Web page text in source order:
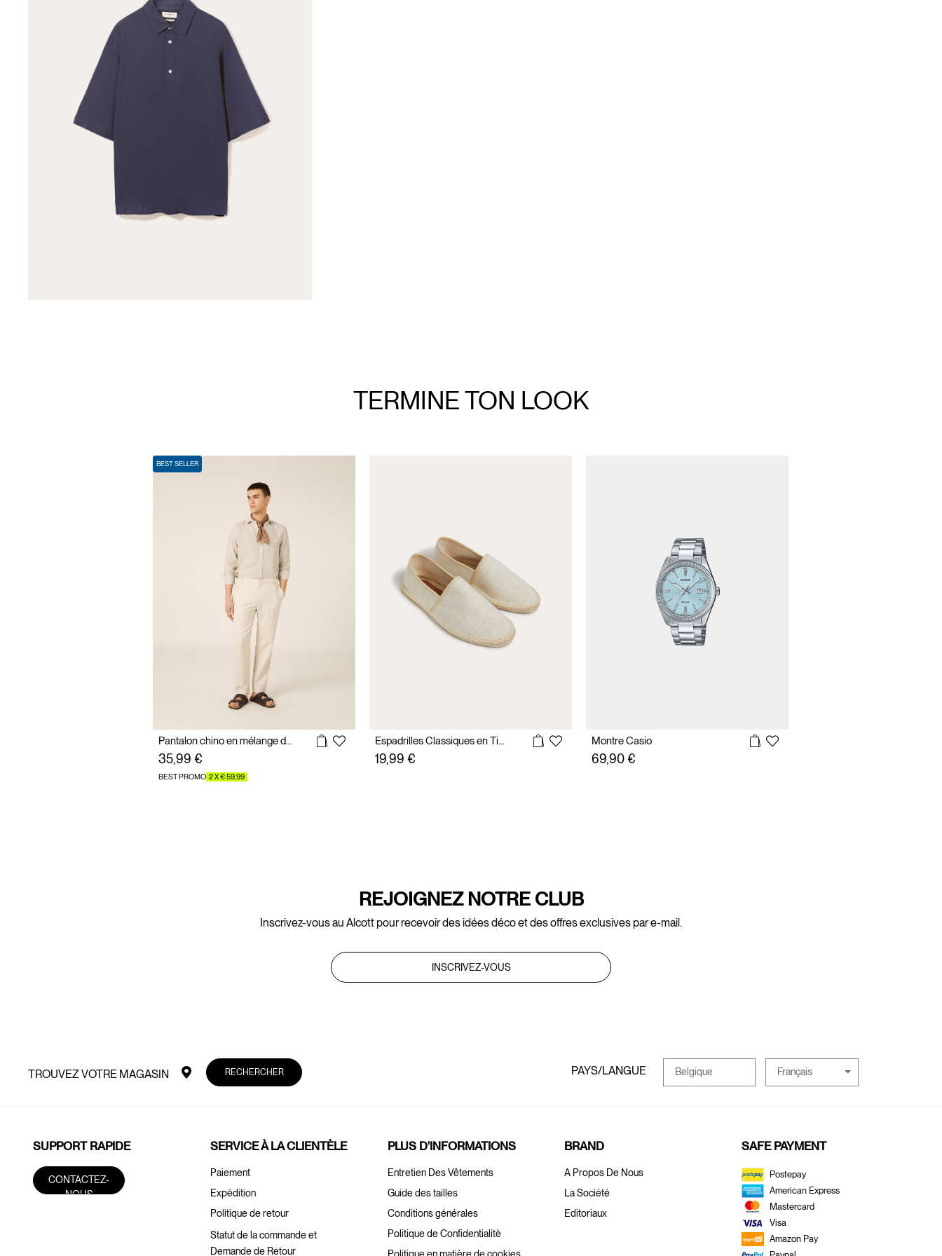
TERMINE TON LOOK
BEST SELLER
35,99 €
BEST PROMO 2 X € 59,99
19,99 €
Montre Casio
69,90 €
REJOIGNEZ NOTRE CLUB
Inscrivez-vous au Alcott pour recevoir des idées déco et des offres exclusives par e-mail.
INSCRIVEZ-VOUS
TROUVEZ VOTRE MAGASIN RECHERCHER PAYS/LANGUE Belgique Français
SUPPORT RAPIDE
CONTACTEZ-
NOUS
SERVICE À LA CLIENTÈLE
Paiement
Expédition
Politique de retour
Statut de la commande et
Demande de Retour
PLUS D'INFORMATIONS
Entretien Des Vêtements
Guide des tailles
Conditions générales
Politique de Confidentialitè
Politique en matière de cookies
BRAND
A Propos De Nous
La Société
Editoriaux
SAFE PAYMENT
Postepay
American Express
Mastercard
Visa
Amazon Pay